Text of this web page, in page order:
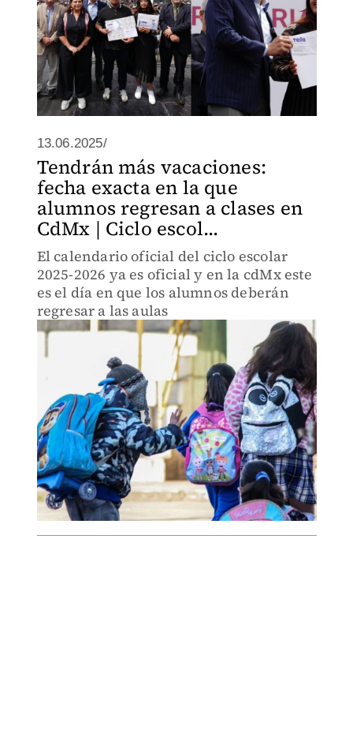
13.06.2025/
Tendrán más vacaciones:
fecha exacta en la que
alumnos regresan a clases en
CdMx | Ciclo escol...
El calendario oficial del ciclo escolar
2025-2026 ya es oficial y en la cdMx este
es el día en que los alumnos deberán
regresar a las aulas